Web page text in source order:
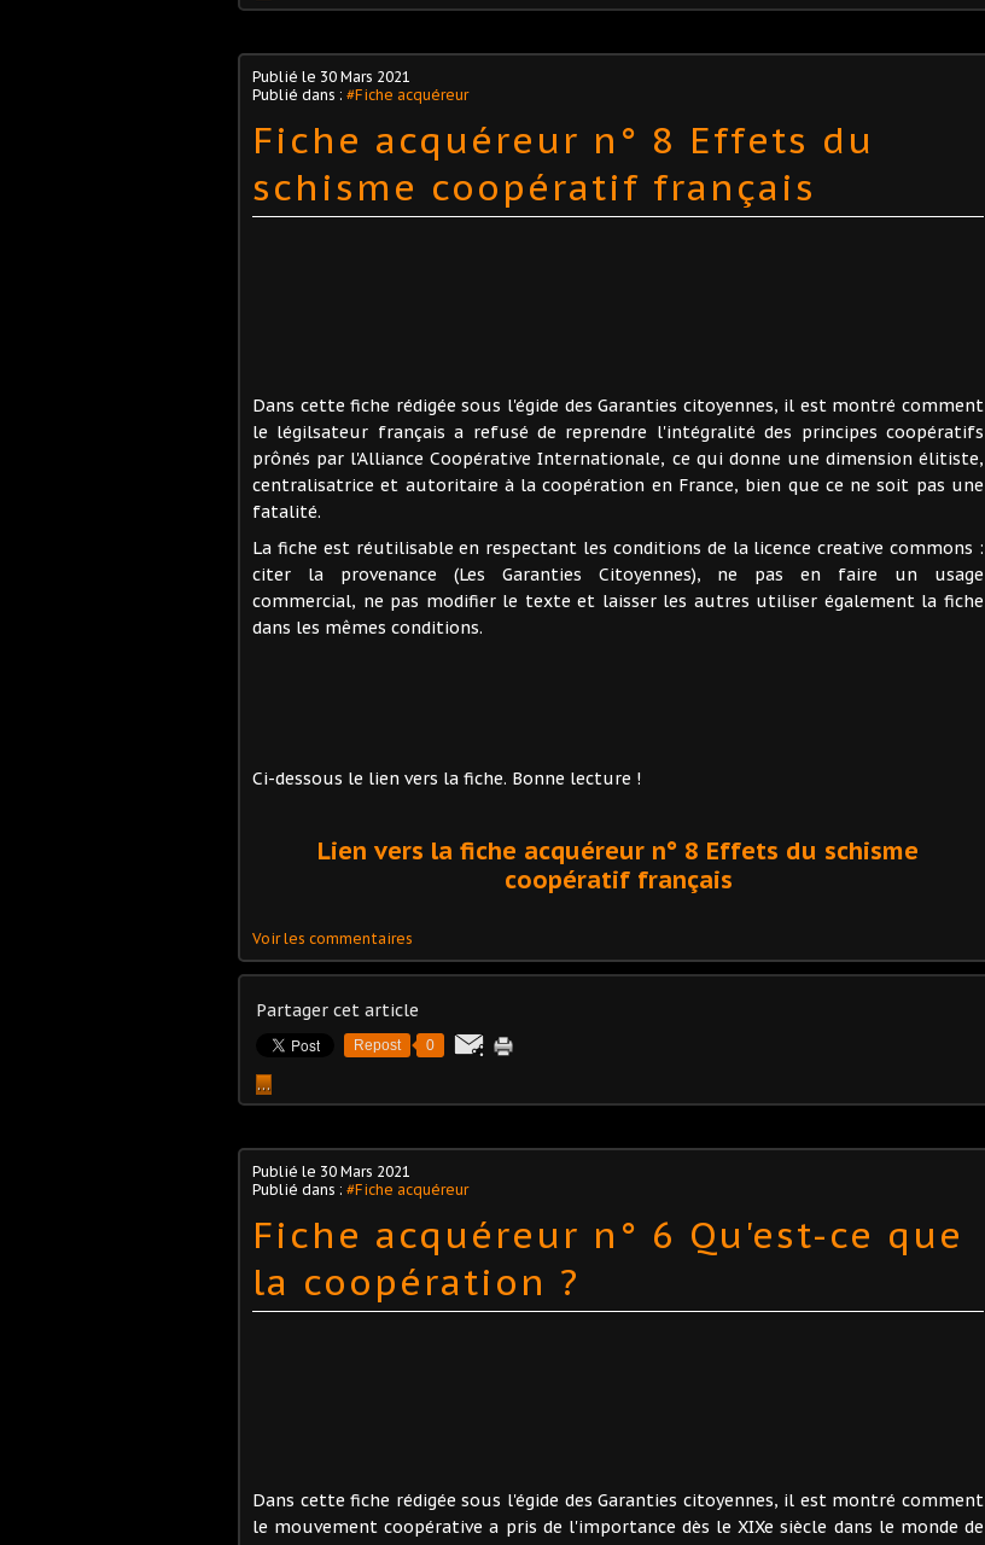
Publié le 30 Mars 2021
Publié dans : #Fiche acquéreur
Fiche acquéreur n° 8 Effets du
schisme coopératif français
Dans cette fiche rédigée sous l'égide des Garanties citoyennes, il est montré comment
le légilsateur français a refusé de reprendre l'intégralité des principes coopératifs
prônés par l'Alliance Coopérative Internationale, ce qui donne une dimension élitiste,
centralisatrice et autoritaire à la coopération en France, bien que ce ne soit pas une
fatalité.
La fiche est réutilisable en respectant les conditions de la licence creative commons :
citer la provenance (Les Garanties Citoyennes), ne pas en faire un usage
commercial, ne pas modifier le texte et laisser les autres utiliser également la fiche
dans les mêmes conditions.
Ci-dessous le lien vers la fiche. Bonne lecture !
Lien vers la fiche acquéreur n° 8 Effets du schisme
coopératif français
Voir les commentaires
Partager cet article
Repost 0
…
Publié le 30 Mars 2021
Publié dans : #Fiche acquéreur
Fiche acquéreur n° 6 Qu'est-ce que
la coopération ?
Dans cette fiche rédigée sous l'égide des Garanties citoyennes, il est montré comment
le mouvement coopérative a pris de l'importance dès le XIXe siècle dans le monde de